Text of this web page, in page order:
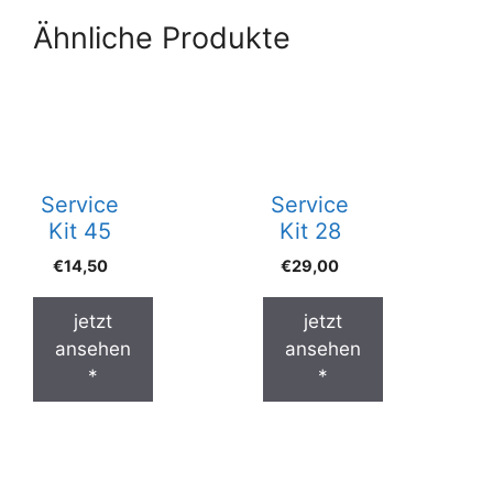
Ähnliche Produkte
Service
Kit 45
€14,50
jetzt
ansehen
*
Service
Kit 28
€29,00
jetzt
ansehen
*